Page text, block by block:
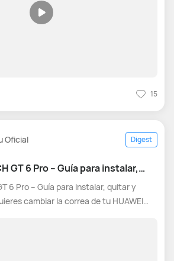
15
Oficial Digest
GT 6 Pro – Guía para instalar,
6 Pro – Guía para instalar, quitar y